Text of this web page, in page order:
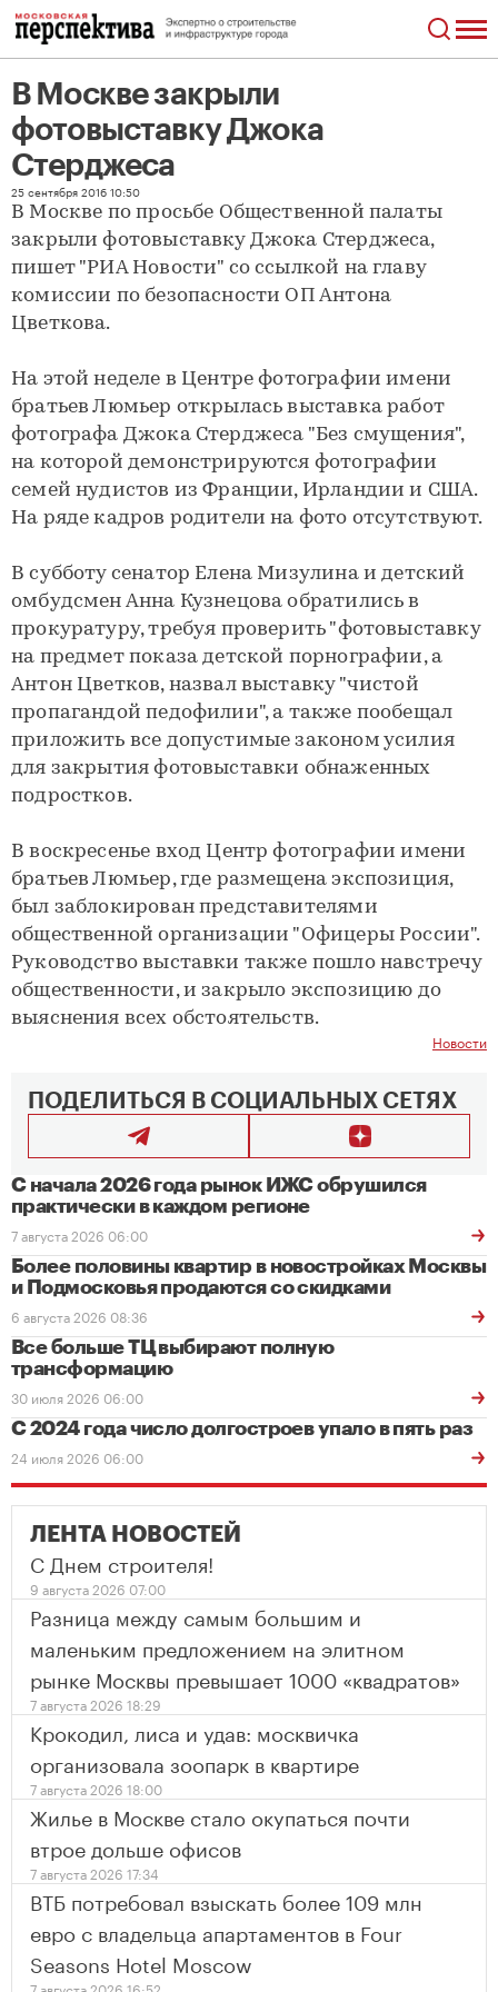
В Москве закрыли
фотовыставку Джока
Стерджеса
25 сентября 2016 10:50
В Москве закрыли фотовыставку Джока Стерджеса
В Москве по просьбе Общественной палаты
закрыли фотовыставку Джока Стерджеса,
пишет "РИА Новости" со ссылкой на главу
комиссии по безопасности ОП Антона
Цветкова.
На этой неделе в Центре фотографии имени
братьев Люмьер открылась выставка работ
фотографа Джока Стерджеса "Без смущения",
на которой демонстрируются фотографии
семей нудистов из Франции, Ирландии и США.
На ряде кадров родители на фото отсутствуют.
В субботу сенатор Елена Мизулина и детский
омбудсмен Анна Кузнецова обратились в
прокуратуру, требуя проверить "фотовыставку
на предмет показа детской порнографии, а
Антон Цветков, назвал выставку "чистой
пропагандой педофилии", а также пообещал
приложить все допустимые законом усилия
для закрытия фотовыставки обнаженных
подростков.
В воскресенье вход Центр фотографии имени
братьев Люмьер, где размещена экспозиция,
был заблокирован представителями
общественной организации "Офицеры России".
Руководство выставки также пошло навстречу
общественности, и закрыло экспозицию до
выяснения всех обстоятельств.
Новости
ПОДЕЛИТЬСЯ В СОЦИАЛЬНЫХ СЕТЯХ
С начала 2026 года рынок ИЖС обрушился
практически в каждом регионе
7 августа 2026 06:00
Более половины квартир в новостройках Москвы
и Подмосковья продаются со скидками
6 августа 2026 08:36
Все больше ТЦ выбирают полную
трансформацию
30 июля 2026 06:00
С 2024 года число долгостроев упало в пять раз
24 июля 2026 06:00
ЛЕНТА НОВОСТЕЙ
С Днем строителя!
9 августа 2026 07:00
Разница между самым большим и
маленьким предложением на элитном
рынке Москвы превышает 1000 «квадратов»
7 августа 2026 18:29
Крокодил, лиса и удав: москвичка
организовала зоопарк в квартире
7 августа 2026 18:00
Жилье в Москве стало окупаться почти
втрое дольше офисов
7 августа 2026 17:34
ВТБ потребовал взыскать более 109 млн
евро с владельца апартаментов в Four
Seasons Hotel Moscow